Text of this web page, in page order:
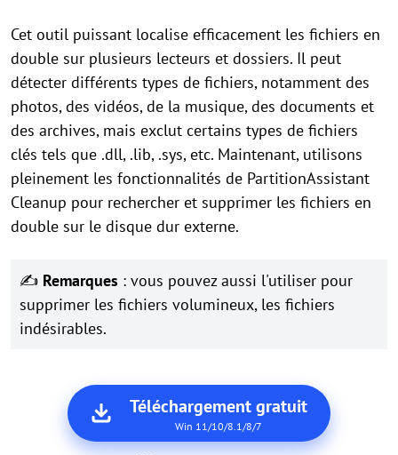
Cet outil puissant localise efficacement les fichiers en
double sur plusieurs lecteurs et dossiers. Il peut
détecter différents types de fichiers, notamment des
photos, des vidéos, de la musique, des documents et
des archives, mais exclut certains types de fichiers
clés tels que .dll, .lib, .sys, etc. Maintenant, utilisons
pleinement les fonctionnalités de PartitionAssistant
Cleanup pour rechercher et supprimer les fichiers en
double sur le disque dur externe.
✍ Remarques : vous pouvez aussi l'utiliser pour
supprimer les fichiers volumineux, les fichiers
indésirables.
Téléchargement gratuit
Win 11/10/8.1/8/7